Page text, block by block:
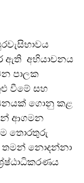
ඇති අභියාචනය
පාලක
වීමේ සහ
ගොනු කළ
ආගමන
තොරතුරු
තමන් නොදන්නා